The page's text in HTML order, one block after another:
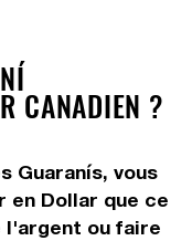
CANADIEN ?
Guaranís, vous
en Dollar que ce
l'argent ou faire